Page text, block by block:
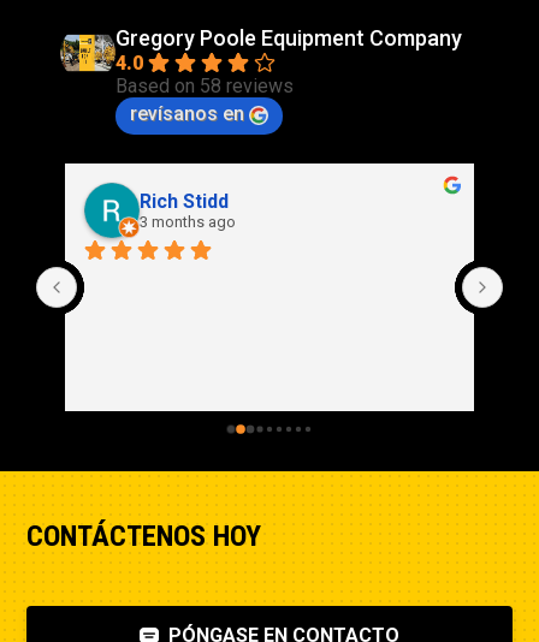
Gregory Poole Equipment Company
4.0
Based on 58 reviews
revísanos en
Rich Stidd
3 months ago
CONTÁCTENOS HOY
PÓNGASE EN CONTACTO